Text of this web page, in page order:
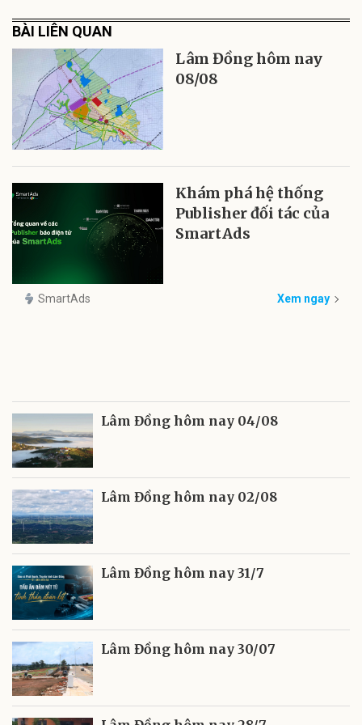
BÀI LIÊN QUAN
Lâm Đồng hôm nay
08/08
Khám phá hệ thống
Publisher đối tác của
SmartAds
SmartAds Xem ngay
Lâm Đồng hôm nay 04/08
Lâm Đồng hôm nay 02/08
Lâm Đồng hôm nay 31/7
Lâm Đồng hôm nay 30/07